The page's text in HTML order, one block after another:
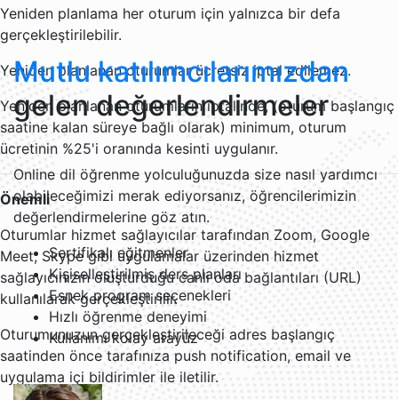
Yeniden planlama her oturum için yalnızca bir defa
gerçekleştirilebilir.
Yeniden planlanan oturumlar ücretsiz iptal edilemez.
Yeniden planlanan oturumların iptalinde, (oturum başlangıç
saatine kalan süreye bağlı olarak) minimum, oturum
ücretinin %25'i oranında kesinti uygulanır.
Önemli
Oturumlar hizmet sağlayıcılar tarafından Zoom, Google
Meet, Skype gibi uygulamalar üzerinden hizmet
sağlayıcınızın oluşturduğu canlı oda bağlantıları (URL)
kullanılarak gerçekleştirilir.
Oturumunuzun gerçekleştirileceği adres başlangıç
saatinden önce tarafınıza push notification, email ve
uygulama içi bildirimler ile iletilir.
Mutlu katılımcılarımızdan
gelen değerlendirmeler
Online dil öğrenme yolculuğunuzda size nasıl yardımcı
olabileceğimizi merak ediyorsanız, öğrencilerimizin
değerlendirmelerine göz atın.
Sertifikalı eğitmenler
Kişiselleştirilmiş ders planları
Esnek program seçenekleri
Hızlı öğrenme deneyimi
Kullanımı kolay arayüz